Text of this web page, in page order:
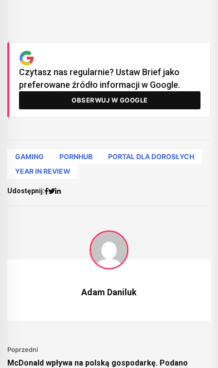
Czytasz nas regularnie? Ustaw Brief jako
preferowane źródło informacji w Google.
OBSERWUJ W GOOGLE
GAMING PORNHUB
PORTAL DLA DOROSŁYCH
YEAR IN REVIEW
Udostępnij:
Adam Daniluk
Poprzedni
McDonald wpływa na polską gospodarkę. Podano